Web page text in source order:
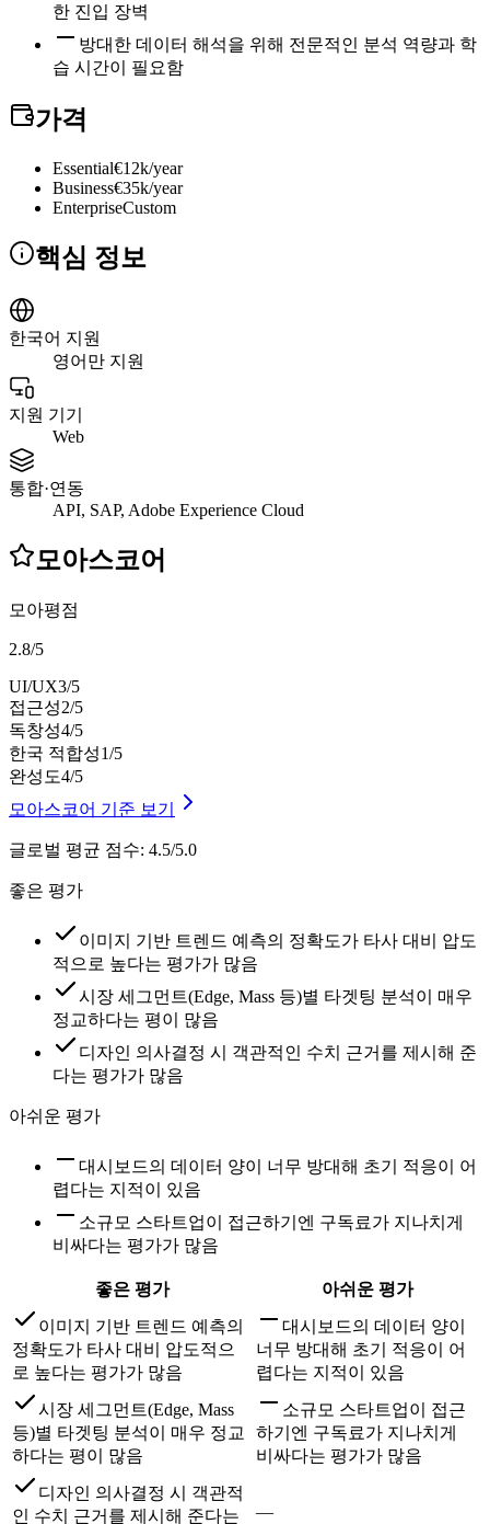
한 진입 장벽
방대한 데이터 해석을 위해 전문적인 분석 역량과 학
습 시간이 필요함
가격
Essential€12k/year
Business€35k/year
EnterpriseCustom
핵심 정보
한국어 지원
영어만 지원
지원 기기
Web
통합·연동
API, SAP, Adobe Experience Cloud
모아스코어
모아평점
2.8/5
UI/UX3/5
접근성2/5
독창성4/5
한국 적합성1/5
완성도4/5
모아스코어 기준 보기
글로벌 평균 점수: 4.5/5.0
좋은 평가
이미지 기반 트렌드 예측의 정확도가 타사 대비 압도
적으로 높다는 평가가 많음
시장 세그먼트(Edge, Mass 등)별 타겟팅 분석이 매우
정교하다는 평이 많음
디자인 의사결정 시 객관적인 수치 근거를 제시해 준
다는 평가가 많음
아쉬운 평가
대시보드의 데이터 양이 너무 방대해 초기 적응이 어
렵다는 지적이 있음
소규모 스타트업이 접근하기엔 구독료가 지나치게
비싸다는 평가가 많음
좋은 평가
아쉬운 평가
이미지 기반 트렌드 예측의
정확도가 타사 대비 압도적으
로 높다는 평가가 많음
대시보드의 데이터 양이
너무 방대해 초기 적응이 어
렵다는 지적이 있음
시장 세그먼트(Edge, Mass
등)별 타겟팅 분석이 매우 정교
하다는 평이 많음
소규모 스타트업이 접근
하기엔 구독료가 지나치게
비싸다는 평가가 많음
디자인 의사결정 시 객관적
인 수치 근거를 제시해 준다는
—